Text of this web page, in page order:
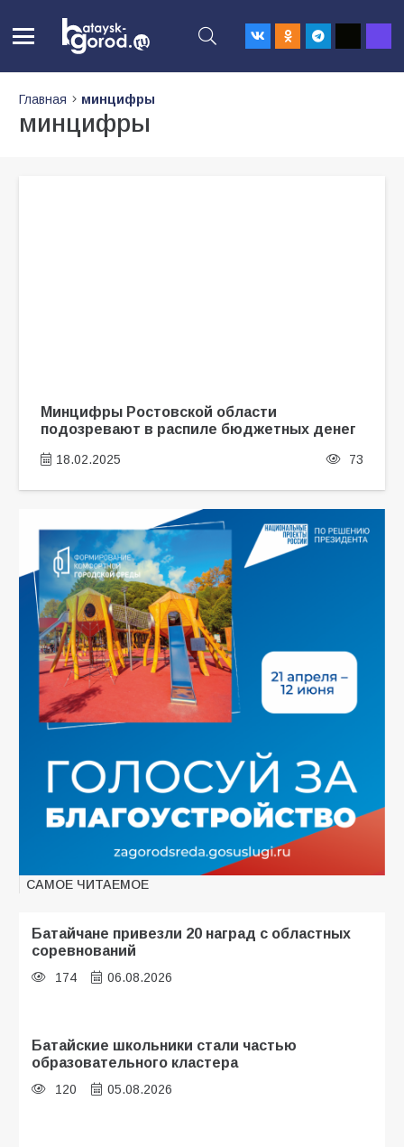
Главная минцифры
минцифры
Минцифры Ростовской области
подозревают в распиле бюджетных денег
18.02.2025 73
САМОЕ ЧИТАЕМОЕ
Батайчане привезли 20 наград с областных
соревнований
174 06.08.2026
Батайские школьники стали частью
образовательного кластера
120 05.08.2026